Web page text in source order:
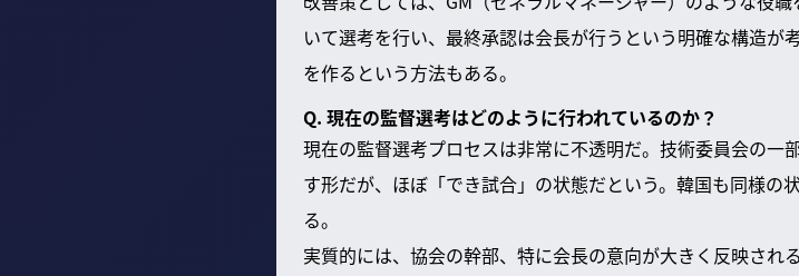
いて選考を行い、最終承認は会長が行うという明確な構造が
を作るという方法もある。
Q. 現在の監督選考はどのように行われているのか？
現在の監督選考プロセスは非常に不透明だ。技術委員会の一
す形だが、ほぼ「でき試合」の状態だという。韓国も同様の
る。
実質的には、協会の幹部、特に会長の意向が大きく反映され